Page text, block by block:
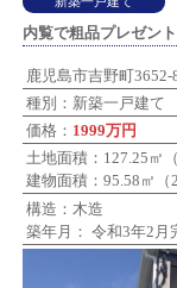
内覧で粗品プレゼン
鹿児島市吉野町3652-
種別：新築一戸建て
価格： 1999万円
土地面積：127.25㎡（
建物面積：95.58㎡（
構造：木造
築年月： 令和3年2月